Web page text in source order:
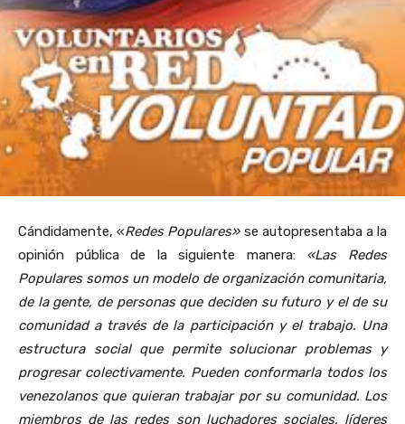
Cándidamente, «Redes Populares»se autopresentaba a la
opinión pública de la siguiente manera:«Las Redes
Populares somos un modelo de organización comunitaria,
de la gente, de personas que deciden su futuro y el de su
comunidad a través de la participación y el trabajo. Una
estructura social que permite solucionar problemas y
progresar colectivamente. Pueden conformarla todos los
venezolanos que quieran trabajar por su comunidad. Los
miembros de las redes son luchadores sociales, líderes